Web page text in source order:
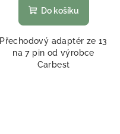
Do košíku
Přechodový adaptér ze 13
na 7 pin od výrobce
Carbest